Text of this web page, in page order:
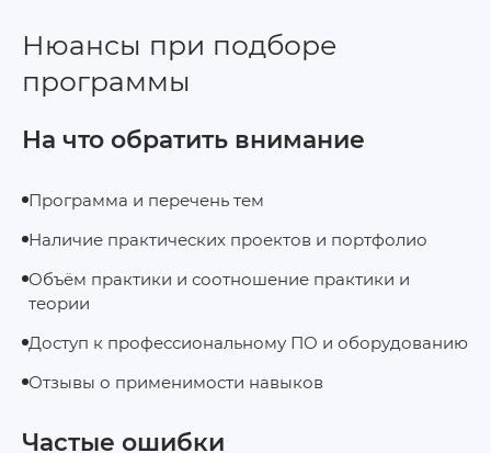
Нюансы при подборе
программы
На что обратить внимание
Программа и перечень тем
Наличие практических проектов и портфолио
Объём практики и соотношение практики и
теории
Доступ к профессиональному ПО и оборудованию
Отзывы о применимости навыков
Частые ошибки